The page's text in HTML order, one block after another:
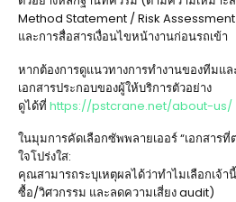
Method Statement / Risk
และการสื่อสารเงื่อนไขหน้างานก่อนรถเข้า
หากต้องการดูแนวทางการทำงานของทีม
เอกสารประกอบของผู้ให้บริการตัวอย่าง
ดูได้ที่ https://pstcrane.net/about-us/
ในมุมการคัดเลือกซัพพลายเออร์ “เอกสาร
ใจโปร่งใส:
คุณสามารถระบุเหตุผลได้ว่าทำไมเลือกเจ้
ซื้อ/วิศวกรรม และลดความเสี่ยง audit)